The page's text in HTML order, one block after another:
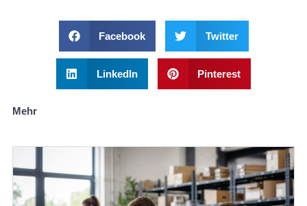
Facebook Twitter
LinkedIn Pinterest
Mehr